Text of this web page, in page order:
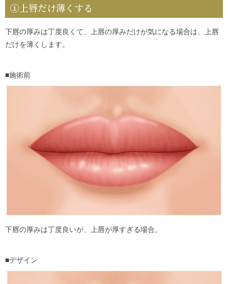
①上唇だけ薄くする
下唇の厚みは丁度良くて、上唇の厚みだけが気になる場合は、上唇
だけを薄くします。
■施術前
下唇の厚みは丁度良いが、上唇が厚すぎる場合。
■デザイン